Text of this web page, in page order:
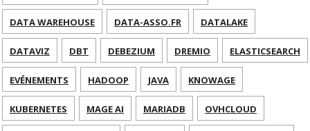
DATA WAREHOUSE DATA-ASSO.FR DATALAKE
DATAVIZ DBT DEBEZIUM DREMIO ELASTICSEARCH
EVÉNEMENTS HADOOP JAVA KNOWAGE
KUBERNETES MAGE AI MARIADB OVHCLOUD